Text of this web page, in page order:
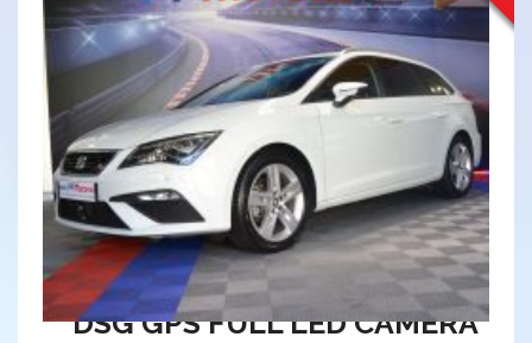
SÉAT LÉON FR ST 2.0 TDI 150
DSG GPS FULL LED CAMÉRA